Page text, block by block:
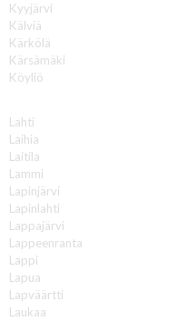
Kyyjärvi
Kälviä
Kärkölä
Kärsämäki
Köyliö
Lahti
Laihia
Laitila
Lammi
Lapinjärvi
Lapinlahti
Lappajärvi
Lappeenranta
Lappi
Lapua
Lapväärtti
Laukaa